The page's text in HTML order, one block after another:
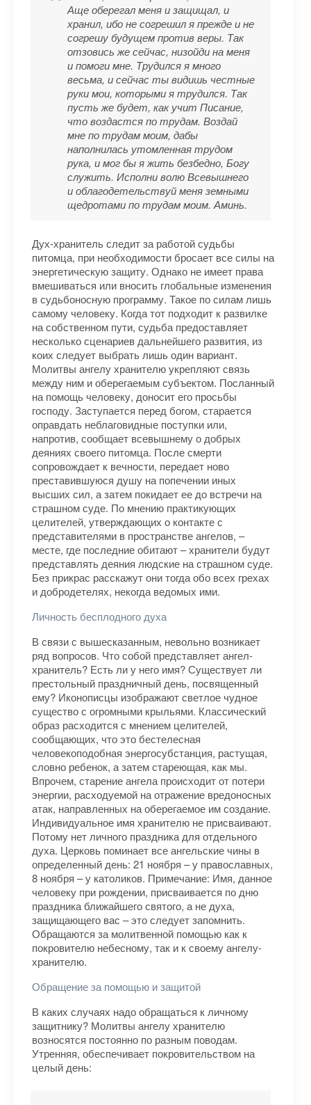
Аще оберегал меня и защищал, и
хранил, ибо не согрешил я прежде и не
согрешу будущем против веры. Так
отзовись же сейчас, низойди на меня
и помоги мне. Трудился я много
весьма, и сейчас ты видишь честные
руки мои, которыми я трудился. Так
пусть же будет, как учит Писание,
что воздастся по трудам. Воздай
мне по трудам моим, дабы
наполнилась утомленная трудом
рука, и мог бы я жить безбедно, Богу
служить. Исполни волю Всевышнего
и облагодетельствуй меня земными
щедротами по трудам моим. Аминь.
Дух-хранитель следит за работой судьбы
питомца, при необходимости бросает все силы на
энергетическую защиту. Однако не имеет права
вмешиваться или вносить глобальные изменения
в судьбоносную программу. Такое по силам лишь
самому человеку. Когда тот подходит к развилке
на собственном пути, судьба предоставляет
несколько сценариев дальнейшего развития, из
коих следует выбрать лишь один вариант.
Молитвы ангелу хранителю укрепляют связь
между ним и оберегаемым субъектом. Посланный
на помощь человеку, доносит его просьбы
господу. Заступается перед богом, старается
оправдать неблаговидные поступки или,
напротив, сообщает всевышнему о добрых
деяниях своего питомца. После смерти
сопровождает к вечности, передает ново
преставившуюся душу на попечении иных
высших сил, а затем покидает ее до встречи на
страшном суде. По мнению практикующих
целителей, утверждающих о контакте с
представителями в пространстве ангелов, –
месте, где последние обитают – хранители будут
представлять деяния людские на страшном суде.
Без прикрас расскажут они тогда обо всех грехах
и добродетелях, некогда ведомых ими.
Личность бесплодного духа
В связи с вышесказанным, невольно возникает
ряд вопросов. Что собой представляет ангел-
хранитель? Есть ли у него имя? Существует ли
престольный праздничный день, посвященный
ему? Иконописцы изображают светлое чудное
существо с огромными крыльями. Классический
образ расходится с мнением целителей,
сообщающих, что это бестелесная
человекоподобная энергосубстанция, растущая,
словно ребенок, а затем стареющая, как мы.
Впрочем, старение ангела происходит от потери
энергии, расходуемой на отражение вредоносных
атак, направленных на оберегаемое им создание.
Индивидуальное имя хранителю не присваивают.
Потому нет личного праздника для отдельного
духа. Церковь поминает все ангельские чины в
определенный день: 21 ноября – у православных,
8 ноября – у католиков. Примечание: Имя, данное
человеку при рождении, присваивается по дню
праздника ближайшего святого, а не духа,
защищающего вас – это следует запомнить.
Обращаются за молитвенной помощью как к
покровителю небесному, так и к своему ангелу-
хранителю.
Обращение за помощью и защитой
В каких случаях надо обращаться к личному
защитнику? Молитвы ангелу хранителю
возносятся постоянно по разным поводам.
Утренняя, обеспечивает покровительством на
целый день: